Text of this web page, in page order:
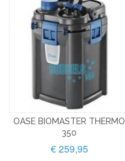
OASE BIOMASTER THERMO
350
€ 259,95